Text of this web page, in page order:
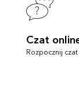
Czat
Rozpocznij czat